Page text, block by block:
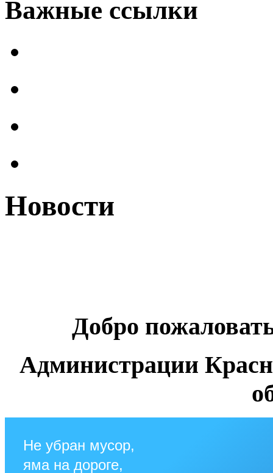
Важные ссылки
Новости
Добро
Администрации
Не убран мусор,
яма на дороге,